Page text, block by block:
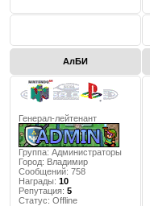
АлБИ
Генерал-лейтенант
Группа: Администраторы
Город: Владимир
Сообщений: 758
Награды: 10
Репутация: 5
Статус: Offline